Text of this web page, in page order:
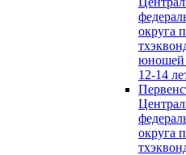
округа
юношей
12-14
округа